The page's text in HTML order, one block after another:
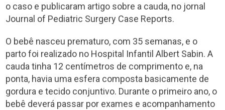
o caso e publicaram artigo sobre a cauda, no jornal
Journal of Pediatric Surgery Case Reports.
O bebê nasceu prematuro, com 35 semanas, e o
parto foi realizado no Hospital Infantil Albert Sabin. A
cauda tinha 12 centímetros de comprimento e, na
ponta, havia uma esfera composta basicamente de
gordura e tecido conjuntivo. Durante o primeiro ano, o
bebê deverá passar por exames e acompanhamento